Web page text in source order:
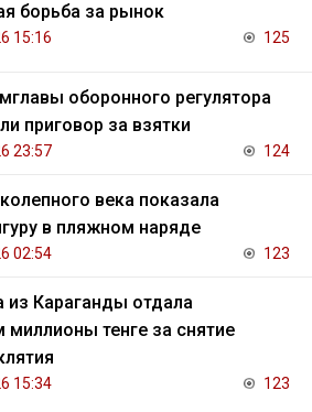
борьба за рынок
15:16 125
оборонного регулятора
приговор за взятки
23:57 124
века показала
в пляжном наряде
02:54 123
из Караганды отдала
тенге за снятие
15:34 123